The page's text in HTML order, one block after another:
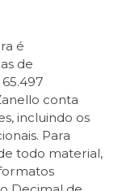
é
de
conta
incluindo os
Para
todo material,